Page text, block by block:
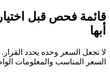
قائمة فحص قبل
أبها
لا تجعل السعر وحده يحدد
السعر المناسب والمعلومات